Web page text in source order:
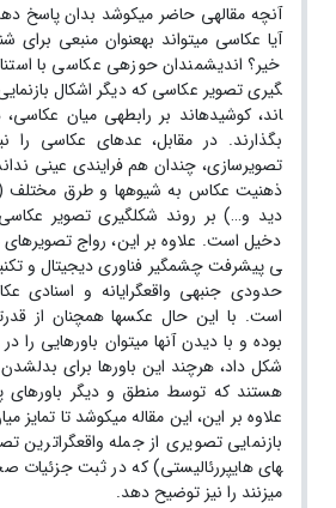
آن­چه مقاله­ی حاضر می­کوشد بدان پاسخ
آیا عکاسی می­تواند به­عنوان منبعی
اند، کوشیده­اند بر رابطه­ی میان
بگذارند. در مقابل، عده­ای عکاسی را
تصویرسازی، چندان هم فرایندی عینی
دید و…) بر روند شکل­گیری تصویر عکاسی
ی پیشرفت چشمگیر فناوری دیجیتال و
حدودی جنبه­ی واقع­گرایانه و اسنادی
است. با این حال عکس­ها هم­چنان از
بوده و با دیدن آنها می­توان باورهایی
شکل داد، هرچند این باورها برای
هستند که توسط منطق و دیگر باورهای
علاوه ­بر این، این مقاله می­کوشد تا تمایز
های هایپررئالیستی) که در ثبت جزئیات
می­زنند را نیز توضیح دهد.